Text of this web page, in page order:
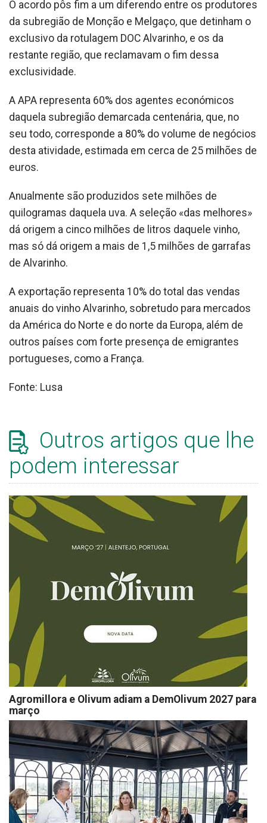
O acordo pôs fim a um diferendo entre os produtores
da subregião de Monção e Melgaço, que detinham o
exclusivo da rotulagem DOC Alvarinho, e os da
restante região, que reclamavam o fim dessa
exclusividade.
A APA representa 60% dos agentes económicos
daquela subregião demarcada centenária, que, no
seu todo, corresponde a 80% do volume de negócios
desta atividade, estimada em cerca de 25 milhões de
euros.
Anualmente são produzidos sete milhões de
quilogramas daquela uva. A seleção «das melhores»
dá origem a cinco milhões de litros daquele vinho,
mas só dá origem a mais de 1,5 milhões de garrafas
de Alvarinho.
A exportação representa 10% do total das vendas
anuais do vinho Alvarinho, sobretudo para mercados
da América do Norte e do norte da Europa, além de
outros países com forte presença de emigrantes
portugueses, como a França.
Fonte: Lusa
Outros artigos que lhe
podem interessar
Agromillora e Olivum adiam a DemOlivum 2027 para
março